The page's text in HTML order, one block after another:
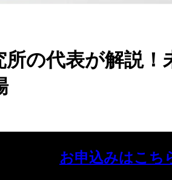
所の代表が解説
お申込みはこち